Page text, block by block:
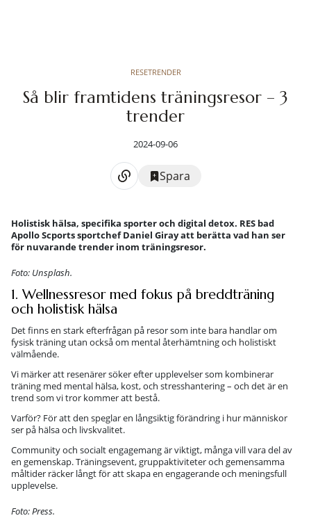
RESETRENDER
Så blir framtidens träningsresor – 3
trender
2024-09-06
Spara
Holistisk hälsa, specifika sporter och digital detox. RES bad
Apollo Scports sportchef Daniel Giray att berätta vad han ser
för nuvarande trender inom träningsresor.
Foto: Unsplash.
1. Wellnessresor med fokus på breddträning
och holistisk hälsa
Det finns en stark efterfrågan på resor som inte bara handlar om
fysisk träning utan också om mental återhämtning och holistiskt
välmående.
Vi märker att resenärer söker efter upplevelser som kombinerar
träning med mental hälsa, kost, och stresshantering – och det är en
trend som vi tror kommer att bestå.
Varför? För att den speglar en långsiktig förändring i hur människor
ser på hälsa och livskvalitet.
Community och socialt engagemang är viktigt, många vill vara del av
en gemenskap. Träningsevent, gruppaktiviteter och gemensamma
måltider räcker långt för att skapa en engagerande och meningsfull
upplevelse.
Foto: Press.